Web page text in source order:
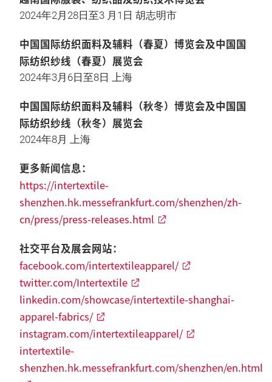
2024年2月28日至3 月1日 胡志明市
中国国际纺织面料及辅料（春夏）博览会及中国国
际纺织纱线（春夏）展览会
2024年3月6日至8日 上海
中国国际纺织面料及辅料（秋冬）博览会及中国国
际纺织纱线（秋冬）展览会
2024年8月 上海
更多新闻信息：
https://intertextile-
shenzhen.hk.messefrankfurt.com/shenzhen/zh-
cn/press/press-releases.html
社交平台及展会网站：
facebook.com/intertextileapparel/
twitter.com/Intertextile
linkedin.com/showcase/intertextile-shanghai-
apparel-fabrics/
instagram.com/intertextileapparel/
intertextile-
shenzhen.hk.messefrankfurt.com/shenzhen/en.html